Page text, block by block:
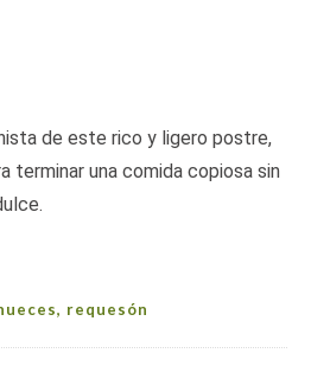
de este rico y ligero postre,
terminar una comida copiosa sin
, requesón